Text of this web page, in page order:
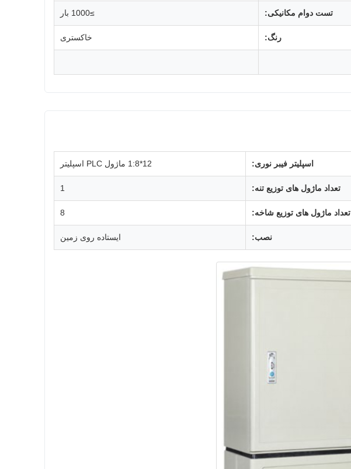
تست دوام مکانیکی: ≥1000 بار
رنگ: خاکستری
اسپلیتر فیبر نوری: 12*1:8 ماژول PLC اسپلیتر
تعداد ماژول های توزیع تنه: 1
تعداد ماژول های توزیع شاخه: 8
نصب: ایستاده روی زمین